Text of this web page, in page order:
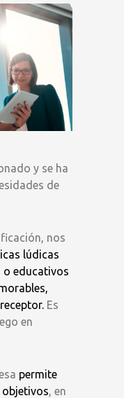
y se ha
de
nos
lúdicas
o educativos
Es
en
permite
, en